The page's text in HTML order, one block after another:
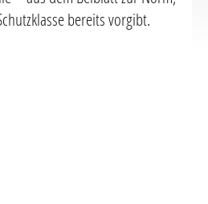
bereits vorgibt.